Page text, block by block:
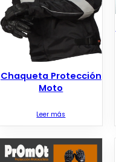
Chaqueta Protección
Moto
Leer más